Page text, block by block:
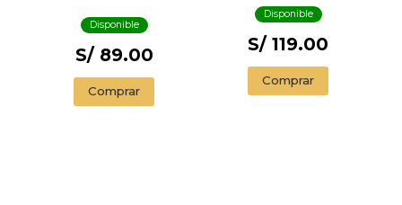
Disponible
S/ 89.00
Comprar
Disponible
S/ 119.00
Comprar